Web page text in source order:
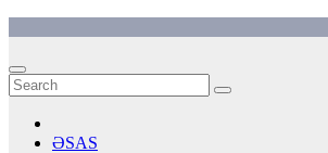
content
ƏSAS